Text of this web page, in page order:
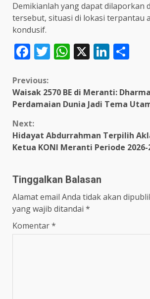
Demikianlah yang dapat dilaporkan
tersebut, situasi di lokasi terpantau
kondusif.
Facebook
Twitter
WhatsApp
X
Continue
Reading
Previous:
Waisak 2570 BE di Meranti:
Perdamaian Dunia Jadi Tema
Next:
Hidayat Abdurrahman Terpilih
Ketua KONI Meranti Periode 2026-
Tinggalkan Balasan
Alamat email Anda tidak akan
yang wajib ditandai *
Komentar*